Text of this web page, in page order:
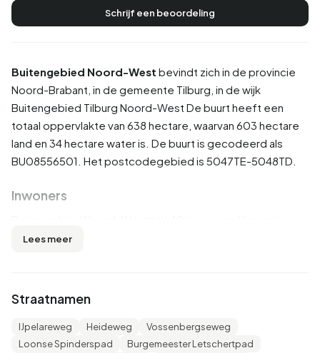
Buitengebied Noord-West bevindt zich in de provincie
Noord-Brabant , in de gemeente Tilburg , in de wijk
Buitengebied Tilburg Noord-West De buurt heeft een
totaal oppervlakte van 638 hectare, waarvan 603 hectare
land en 34 hectare water is. De buurt is gecodeerd als
BU08556501. Het postcodegebied is 5047TE-5048TD.
Inwoners
50,0% man en 50,0% vrouw. De meeste inwoners zijn 45
62,5% is gehuwd. 35 inwoners komen uit Nederland en 5
komen uit landen buiten Europa.
Lees meer
Straatnamen
IJpelareweg Heideweg
Vossenbergseweg
Loonse Spinderspad
Burgemeester Letschertpad
Schrijf een beoordeling